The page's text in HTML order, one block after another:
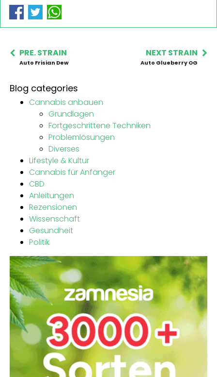
PRE. STRAIN
Auto Frisian Dew
NEXT STRAIN
Auto Glueberry OG
Blog categories
Cannabis anbauen
Grundlagen
Fortgeschrittene Techniken
Problemlösungen
Diverses
Lifestyle & Kultur
Cannabis für Anfänger
CBD
Anleitungen
Rezensionen
Wissenschaft
Gesundheit
Politik